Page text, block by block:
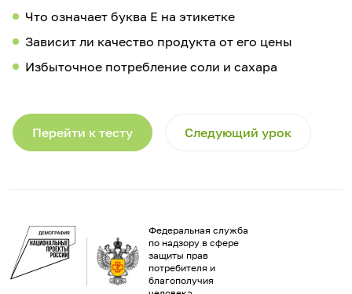
Что означает буква Е на этикетке
Зависит ли качество продукта от его цены
Избыточное потребление соли и сахара
Перейти к тесту Следующий урок
Федеральная служба
по надзору в сфере
защиты прав
потребителя и
благополучия